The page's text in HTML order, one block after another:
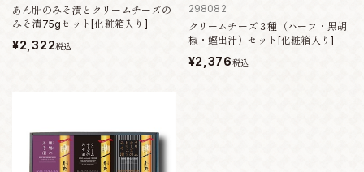
あん肝のみそ漬とクリームチーズの
みそ漬75gセット[化粧箱入り]
¥2,322税込
298082
クリームチーズ３種（ハーフ・黒胡
椒・鰹出汁）セット[化粧箱入り]
¥2,376税込